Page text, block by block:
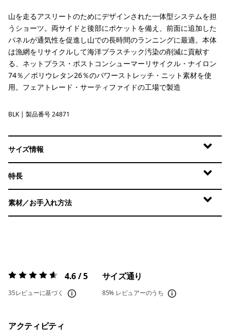
山を走るアスリートのためにデザインされた一体型システムを担
うショーツ。両サイドと後部にポケットを備え、前面に追加した
パネルが通気性を促進し山での長時間のランニングに最適。本体
は漁網をリサイクルして海洋プラスチック汚染の削減に貢献す
る、ネットプラス・ポストコンシューマーリサイクル・ナイロン
74％／ポリウレタン26％のパワーストレッチ・ニット素材を使
用。フェアトレード・サーティファイドの工場で製造
Black
BLK | 製品番号 24871
サイズ情報
特長
素材／お手入れ方法
評価:4.6 / 5 4.6 / 5
35レビューに基づく
サイズ通り
85% レビュアーのうち
アクティビティ